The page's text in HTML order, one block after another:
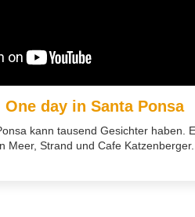
One day in Santa Ponsa
kann tausend Gesichter haben.
Meer, Strand und Cafe